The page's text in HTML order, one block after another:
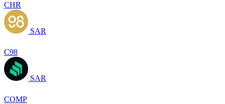
CHR
SAR
C98
SAR
COMP